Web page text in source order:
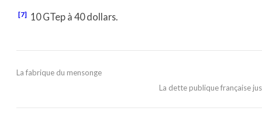
[7] 10 GTep à 40 dollars.
La fabrique du mensonge
La dette publique française